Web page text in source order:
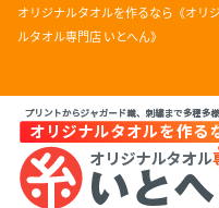
オリジナルタオルを作るなら《オリ
ルタオル専門店 いとへん》